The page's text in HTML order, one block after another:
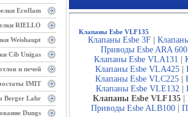
Ecoflam
RIELLO
Weishaupt
Cib Unigas
и печей
IMIT
Berger Lahr
Dungs
Клапаны Esbe VLF135
Клапаны Esbe 3F
Приводы Esbe ARA 600
Клапаны Esbe VLA131 |
Клапаны Esbe VLA425
Клапаны Esbe VLC225 |
Клапаны Esbe VLE132
Клапаны Esbe VLF135
Приводы Esbe ALB100